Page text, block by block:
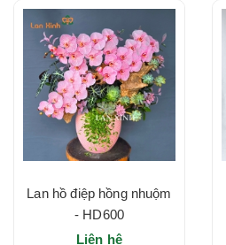
Lan hồ điệp hồng nhuộm
- HD600
Liên hệ